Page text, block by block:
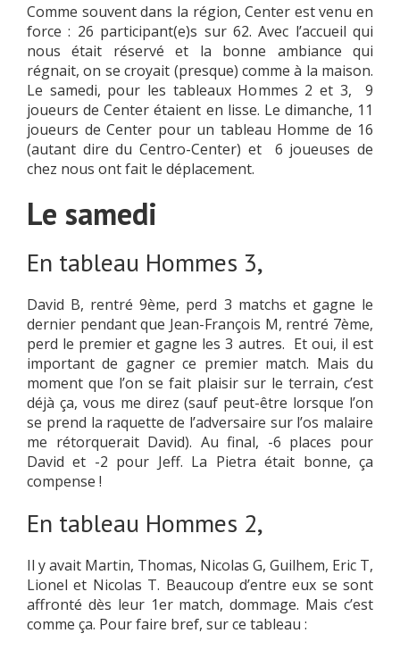
Comme souvent dans la région, Center est venu en
force : 26 participant(e)s sur 62. Avec l’accueil qui
nous était réservé et la bonne ambiance qui
régnait, on se croyait (presque) comme à la maison.
Le samedi, pour les tableaux Hommes 2 et 3, 9
joueurs de Center étaient en lisse. Le dimanche, 11
joueurs de Center pour un tableau Homme de 16
(autant dire du Centro-Center) et 6 joueuses de
chez nous ont fait le déplacement.
Le samedi
En tableau Hommes 3,
David B, rentré 9ème, perd 3 matchs et gagne le
dernier pendant que Jean-François M, rentré 7ème,
perd le premier et gagne les 3 autres. Et oui, il est
important de gagner ce premier match. Mais du
moment que l’on se fait plaisir sur le terrain, c’est
déjà ça, vous me direz (sauf peut-être lorsque l’on
se prend la raquette de l’adversaire sur l’os malaire
me rétorquerait David). Au final, -6 places pour
David et -2 pour Jeff. La Pietra était bonne, ça
compense !
En tableau Hommes 2,
Il y avait Martin, Thomas, Nicolas G, Guilhem, Eric T,
Lionel et Nicolas T. Beaucoup d’entre eux se sont
affronté dès leur 1er match, dommage. Mais c’est
comme ça. Pour faire bref, sur ce tableau :